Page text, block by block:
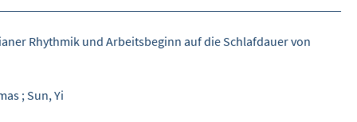
ÜBER WISOM
Rhythmik und Arbeitsbeginn auf die Schlafdauer von
; Sun, Yi